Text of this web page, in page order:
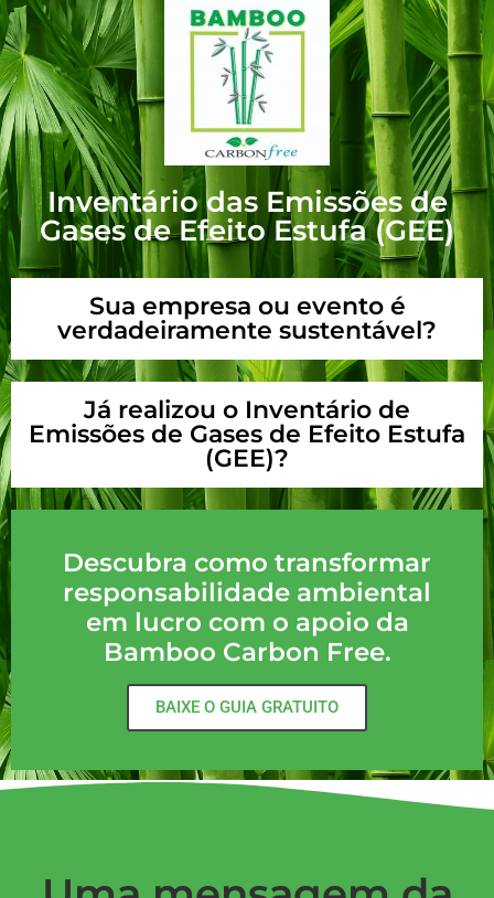
Inventário das Emissões de
Gases de Efeito Estufa (GEE)
Sua empresa ou evento é
verdadeiramente sustentável?
Já realizou o Inventário de
Emissões de Gases de Efeito Estufa
(GEE)?
Descubra como transformar
responsabilidade ambiental
em lucro com o apoio da
Bamboo Carbon Free.
BAIXE O GUIA GRATUITO